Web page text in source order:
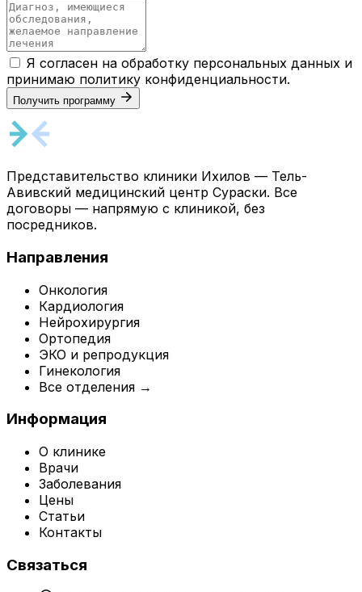
Я согласен на обработку персональных данных и
принимаю политику конфиденциальности.
Получить программу
Представительство клиники Ихилов — Тель-
Авивский медицинский центр Сураски. Все
договоры — напрямую с клиникой, без
посредников.
Направления
Онкология
Кардиология
Нейрохирургия
Ортопедия
ЭКО и репродукция
Гинекология
Все отделения →
Информация
О клинике
Врачи
Заболевания
Цены
Статьи
Контакты
Связаться